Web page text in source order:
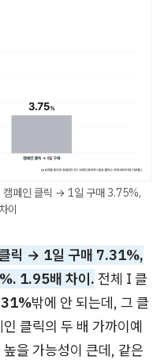
페인 클릭 → 1일 구매 3.75%,
이
릭 → 1일 구매 7.31%,
1.95배 차이. 전체 I 클
31%밖에 안 되는데, 그 클
클릭의 두 배 가까이예
을 가능성이 큰데, 같은